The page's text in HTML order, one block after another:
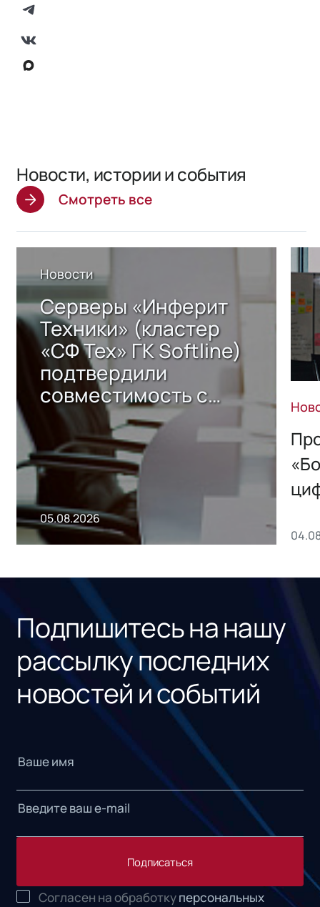
Новости, истории и события
Смотреть все
Новости
Серверы «Инферит
Техники» (кластер
«СФ Тех» ГК Softline)
подтвердили
совместимость с
решением Sharx
Storage 2.x для
хранения данных
05.08.2026
Подпишитесь на нашу
рассылку последних
новостей и событий
Подписаться
Согласен на обработкуперсональных